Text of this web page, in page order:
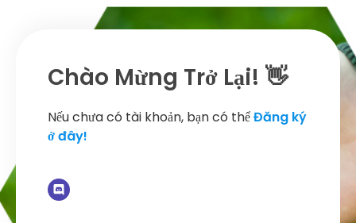
Chào Mừng Trở Lại! 👋
Nếu chưa có tài khoản, bạn có thểĐăng ký
ở đây!